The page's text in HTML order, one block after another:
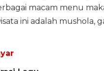
macam menu
ini adalah mushola,